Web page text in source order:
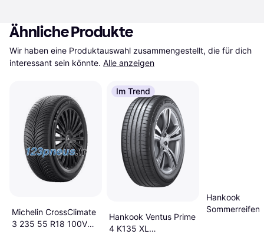
Ähnliche Produkte
Wir haben eine Produktauswahl zusammengestellt, die für dich
interessant sein könnte. Alle anzeigen
Michelin CrossClimate
3 235 55 R18 100V
Im Trend
Hankook Ventus Prime
4 K135 XL
Hankook
Sommerreifen